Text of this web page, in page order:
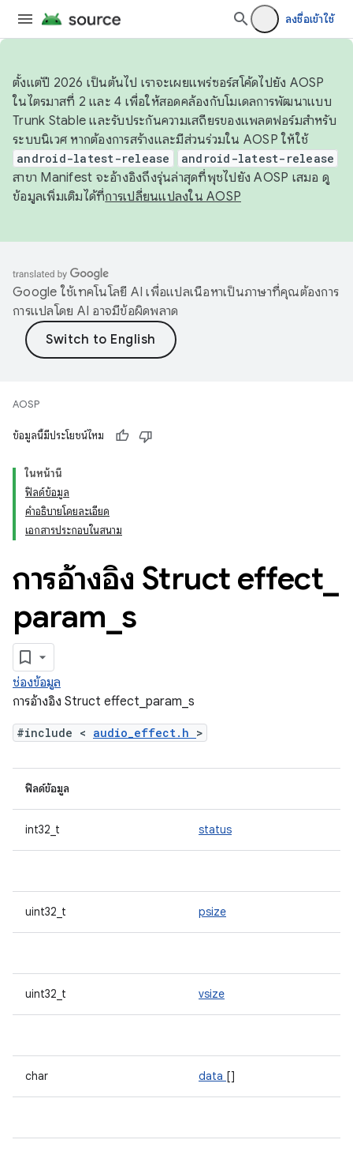
ลงชื่อเข้าใช้
ตั้งแต่ปี 2026 เป็นต้นไป เราจะเผยแพร่ซอร์สโค้ดไปยัง AOSP
ในไตรมาสที่ 2 และ 4 เพื่อให้สอดคล้องกับโมเดลการพัฒนาแบบ
Trunk Stable และรับประกันความเสถียรของแพลตฟอร์มสำหรับ
ระบบนิเวศ หากต้องการสร้างและมีส่วนร่วมใน AOSP ให้ใช้
android-latest-release android-latest-release
สาขา Manifest จะอ้างอิงถึงรุ่นล่าสุดที่พุชไปยัง AOSP เสมอ ดู
ข้อมูลเพิ่มเติมได้ที่การเปลี่ยนแปลงใน AOSP
Google ใช้เทคโนโลยี AI เพื่อแปลเนื้อหาเป็นภาษาที่คุณต้องการ
การแปลโดย AI อาจมีข้อผิดพลาด
AOSP
ข้อมูลนี้มีประโยชน์ไหม
ในหน้านี้
ฟิลด์ข้อมูล
คำอธิบายโดยละเอียด
เอกสารประกอบในสนาม
การอ้างอิง Struct effect
param s
ช่องข้อมูล
การอ้างอิง Struct effect_param_s
#include < audio_effect.h >
ฟิลด์ข้อมูล
int32_t status
uint32_t psize
uint32_t vsize
char data []